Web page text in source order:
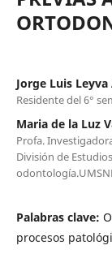
Jorge Luis
Residente del 6°
Maria de la Luz
Profa.
División de
Palabras clave:
procesos